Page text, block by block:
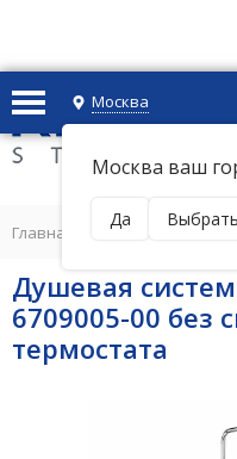
Москва
Москва ваш
Да
Главная ДУШЕВАЯ
Душевая
6709005-00 без
термостата